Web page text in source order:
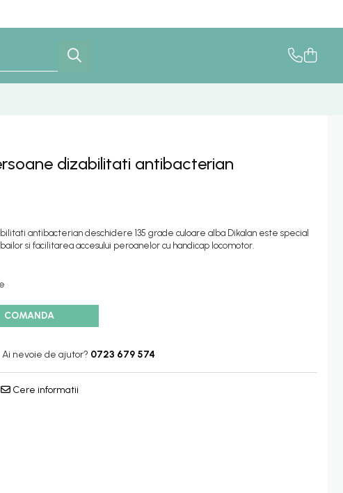
dizabilitati antibacterian
antibacterian deschidere 135 grade culoare alba Dikalan este special
si facilitarea accesului peroanelor cu handicap locomotor.
COMANDA
Ai nevoie de ajutor? 0723 679 574
Cere informatii